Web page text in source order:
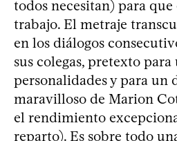
todos necesitan) para
trabajo. El metraje
en los diálogos
sus colegas, pretexto
personalidades y para un
maravilloso de Marion
el rendimiento
reparto). Es sobre todo